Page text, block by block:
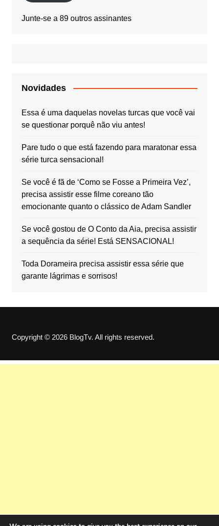
Junte-se a 89 outros assinantes
Novidades
Essa é uma daquelas novelas turcas que você vai
se questionar porquê não viu antes!
Pare tudo o que está fazendo para maratonar essa
série turca sensacional!
Se você é fã de ‘Como se Fosse a Primeira Vez’,
precisa assistir esse filme coreano tão
emocionante quanto o clássico de Adam Sandler
Se você gostou de O Conto da Aia, precisa assistir
a sequência da série! Está SENSACIONAL!
Toda Dorameira precisa assistir essa série que
garante lágrimas e sorrisos!
Copyright © 2026 BlogTv. All rights reserved.